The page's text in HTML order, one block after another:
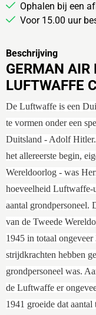
Ophalen bij een
Voor 15.00 uur
Beschrijving
GERMAN AIR
LUFTWAFFE
De Luftwaffe is een
te vormen onder een
Duitsland - Adolf
het allereerste begin,
Wereldoorlog - was
hoeveelheid Luftwaffe-
aantal grondpersoneel.
van de Tweede
1945 in totaal
strijdkrachten hebben
grondpersoneel was.
de Luftwaffe er
1941 groeide dat